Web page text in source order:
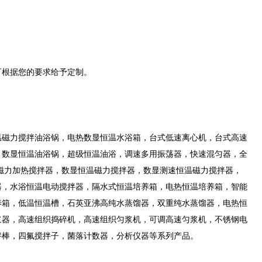
据您的要求给予定制。
力搅拌油浴锅，电热数显恒温水浴箱，台式低速离心机，台式高速
显恒温油浴锅，超级恒温油浴，调速多用振荡器，快速混匀器，全
加热搅拌器，数显恒温磁力搅拌器，数显测速恒温磁力搅拌器，
水浴恒温电动搅拌器，隔水式恒温培养箱，电热恒温培养箱，智能
，低温恒温槽，石英亚沸高纯水蒸馏器，双重纯水蒸馏器，电热恒
，高速组织捣碎机，高速组织匀浆机，可调高速匀浆机，不锈钢电
，四氟搅拌子，菌落计数器，分析仪器等系列产品。